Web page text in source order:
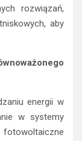
rozwiązań,
aby
energii w
w systemy
fotowoltaiczne